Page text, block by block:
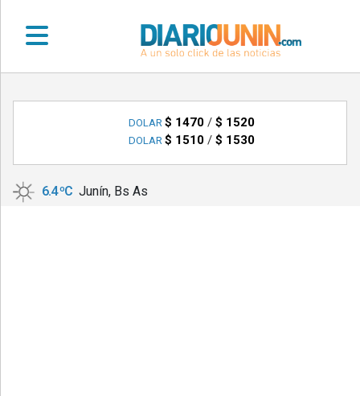
•
LOCALES
•
DOLAR $ 1470/ $ 1520
DOLAR $ 1510/ $ 1530
6.4 ºC Junín, Bs As